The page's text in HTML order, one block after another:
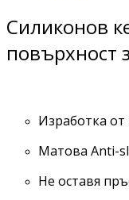
Силиконов
повърхност
Изработка от
Матова Anti-
Не оставя